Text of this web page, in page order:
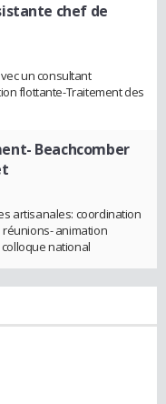
chef de
un consultant
flottante-Traitement des
Beachcomber
artisanales: coordination
animation
colloque national